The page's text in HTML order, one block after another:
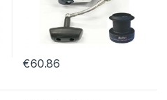
€60.86